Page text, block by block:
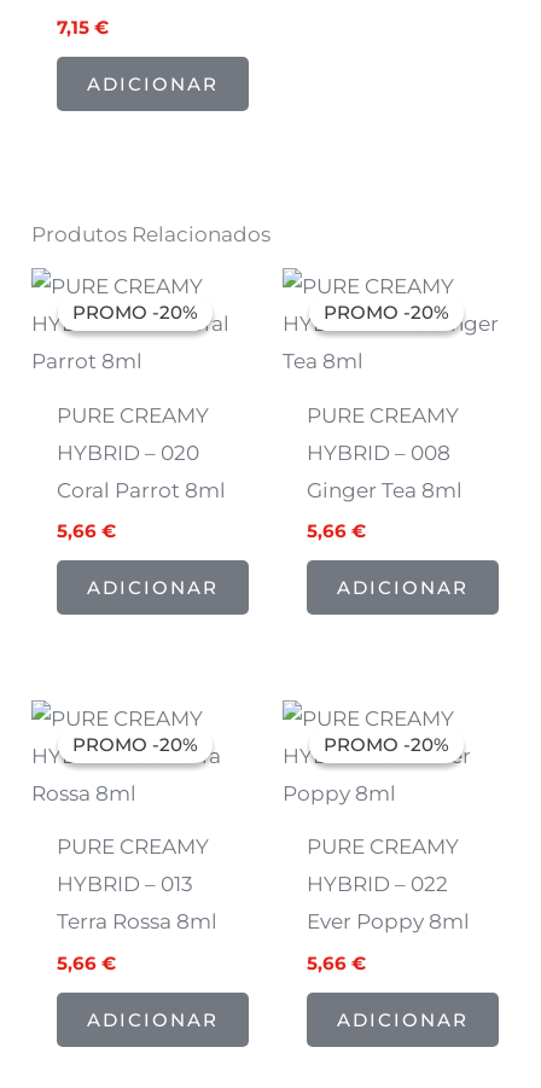
7,15 €
ADICIONAR
Produtos Relacionados
PROMO -20%
PROMO -20%
PURE CREAMY
HYBRID – 020
Coral Parrot 8ml
O
preço
original
7,07 €.
5,66 €
O
preço
atual
5,66 €.
ADICIONAR
PROMO -20%
PROMO -20%
PURE CREAMY
HYBRID – 008
Ginger Tea 8ml
O
preço
original
7,07 €.
5,66€
O
preço
atual
ADICIONAR
PROMO -20%
PROMO -20%
PURE CREAMY
HYBRID – 013
Terra Rossa 8ml
O
preço
original
7,07 €.
5,66 €
O
preço
atual
5,66 €.
ADICIONAR
PROMO -20%
PROMO -20%
PURE CREAMY
HYBRID – 022
Ever Poppy 8ml
O
preço
original
7,07 €.
5,66€
O
preço
atual
5,66 €.
ADICIONAR